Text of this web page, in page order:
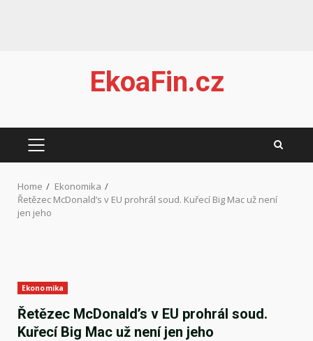
EkoaFin.cz
PRIMARY
Home
Ekonomika
Řetězec McDonald’s v EU prohrál soud. Kuřecí Big Mac už není
jen jeho
Ekonomika
Řetězec McDonald’s v EU prohrál soud.
Kuřecí Big Mac už není jen jeho